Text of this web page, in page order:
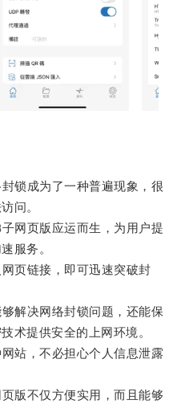
成为了一种普遍现象，很
问。
页版应运而生，为用户提
服务。
页链接，即可迅速突破封
决网络封锁问题，还能保
术提供安全的上网环境。
，不必担心个人信息泄露
不仅方便实用，而且能够